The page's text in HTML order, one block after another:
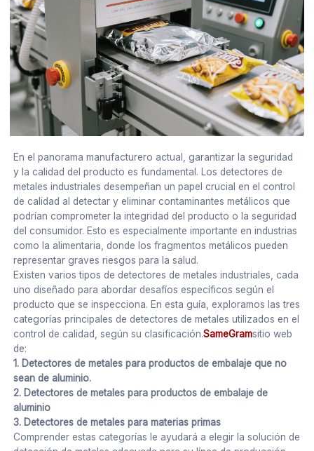
En el panorama manufacturero actual, garantizar la seguridad
y la calidad del producto es fundamental. Los detectores de
metales industriales desempeñan un papel crucial en el control
de calidad al detectar y eliminar contaminantes metálicos que
podrían comprometer la integridad del producto o la seguridad
del consumidor. Esto es especialmente importante en industrias
como la alimentaria, donde los fragmentos metálicos pueden
representar graves riesgos para la salud.
Existen varios tipos de detectores de metales industriales, cada
uno diseñado para abordar desafíos específicos según el
producto que se inspecciona. En esta guía, exploramos las tres
categorías principales de detectores de metales utilizados en el
control de calidad, según su clasificación.SameGramsitio web
de:
1. Detectores de metales para productos de embalaje que no
sean de aluminio.
2. Detectores de metales para productos de embalaje de
aluminio
3. Detectores de metales para materias primas
Comprender estas categorías le ayudará a elegir la solución de